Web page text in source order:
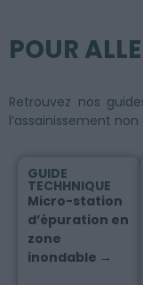
POUR
Retrouvez nos
l’assainissement
GUIDE
TECHHNIQUE
Micro-station
d’épuration en
zone
inondable →